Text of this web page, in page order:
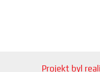
Projekt byl